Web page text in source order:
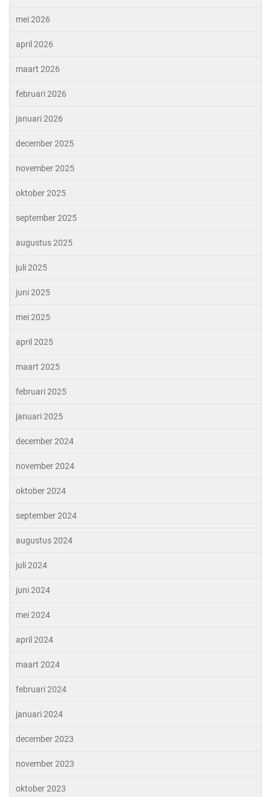
mei 2026
april 2026
maart 2026
februari 2026
januari 2026
december 2025
november 2025
oktober 2025
september 2025
augustus 2025
juli 2025
juni 2025
mei 2025
april 2025
maart 2025
februari 2025
januari 2025
december 2024
november 2024
oktober 2024
september 2024
augustus 2024
juli 2024
juni 2024
mei 2024
april 2024
maart 2024
februari 2024
januari 2024
december 2023
november 2023
oktober 2023